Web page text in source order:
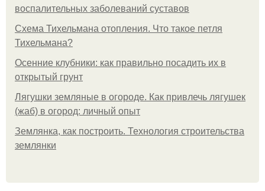
воспалительных заболеваний суставов
Схема Тихельмана отопления. Что такое петля
Тихельмана?
Осенние клубники: как правильно посадить их в
открытый грунт
Лягушки земляные в огороде. Как привлечь лягушек
(жаб) в огород: личный опыт
Землянка, как построить. Технология строительства
землянки